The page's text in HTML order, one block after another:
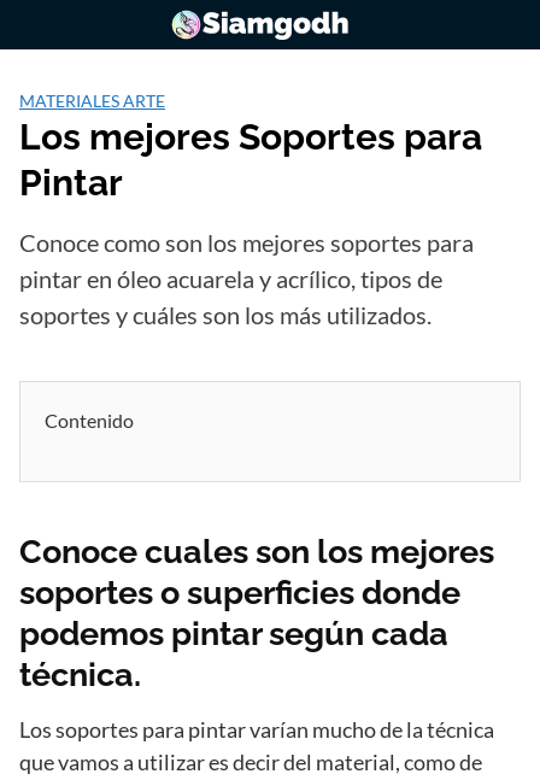
MATERIALES ARTE
Los mejores Soportes para
Pintar
Conoce como son los mejores soportes para
pintar en óleo acuarela y acrílico, tipos de
soportes y cuáles son los más utilizados.
Contenido
Conoce cuales son los mejores
soportes o superficies donde
podemos pintar según cada
técnica.
Los soportes para pintar varían mucho de la técnica
que vamos a utilizar es decir del material, como de